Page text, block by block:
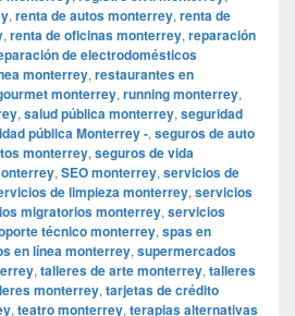
, renta de autos monterrey, renta de
, renta de oficinas monterrey, reparación
de electrodomésticos
monterrey, restaurantes en
monterrey, running monterrey,
, salud pública monterrey, seguridad
pública Monterrey -, seguros de auto
monterrey, seguros de vida
, SEO monterrey, servicios de
de limpieza monterrey, servicios
migratorios monterrey, servicios
técnico monterrey, spas en
en línea monterrey, supermercados
, talleres de arte monterrey, talleres
monterrey, tarjetas de crédito
, teatro monterrey, terapias alternativas